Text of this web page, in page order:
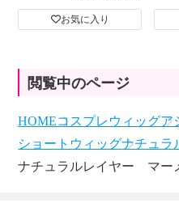
お気に入り
閲覧中のページ
HOMEコスプレウィッグア
ショートウィッグナチュラ
ナチュラルレイヤー マー